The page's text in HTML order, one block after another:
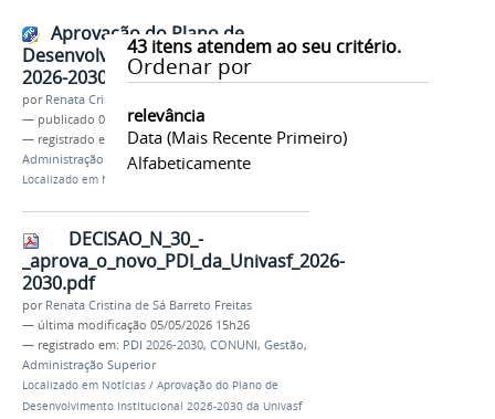
43itens atendem ao seu critério.
Ordenar por
relevância
Data (mais Recente Primeiro)
Alfabeticamente
Aprovação do Plano de
Desenvolvimento Institucional
2026-2030 da Univasf
por Renata Cristina de Sá Barreto Freitas
— publicado 05/05/2026
— registrado em:
PDI 2026-2030, CONUNI,Gestão,
Administração Superior
Localizado em Notícias
DECISAO_N_30_-
_aprova_o_novo_PDI_da_Univasf_2026-
2030.pdf
por Renata Cristina de Sá Barreto Freitas
— última modificação 05/05/2026 15h26
— registrado em: PDI 2026-2030, CONUNI, Gestão,
Administração Superior
Localizado em Notícias / Aprovação do Plano de
Desenvolvimento Institucional 2026-2030 da Univasf